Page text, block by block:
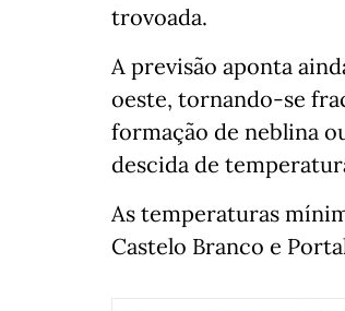
trovoada.
A previsão aponta
oeste, tornando-se
formação de neblina
descida de
As temperaturas
Castelo Branco e